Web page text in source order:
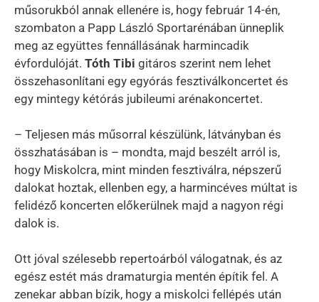
műsorukból annak ellenére is, hogy február 14-én,
szombaton a Papp László Sportarénában ünneplik
meg az együttes fennállásának harmincadik
évfordulóját. Tóth Tibi gitáros szerint nem lehet
összehasonlítani egy egyórás fesztiválkoncertet és
egy mintegy kétórás jubileumi arénakoncertet.
– Teljesen más műsorral készülünk, látványban és
összhatásában is – mondta, majd beszélt arról is,
hogy Miskolcra, mint minden fesztiválra, népszerű
dalokat hoztak, ellenben egy, a harmincéves múltat is
felidéző koncerten előkerülnek majd a nagyon régi
dalok is.
Ott jóval szélesebb repertoárból válogatnak, és az
egész estét más dramaturgia mentén építik fel. A
zenekar abban bízik, hogy a miskolci fellépés után